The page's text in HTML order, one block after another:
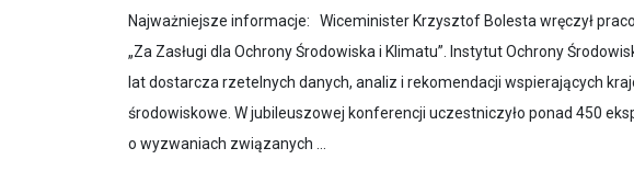
Najważniejsze informacje: Wiceminister Krzysztof Bolesta wręczył
„Za Zasługi dla Ochrony Środowiska i Klimatu”. Instytut Ochrony
lat dostarcza rzetelnych danych, analiz i rekomendacji wspierających
środowiskowe. W jubileuszowej konferencji uczestniczyło ponad 450
o wyzwaniach związanych ...